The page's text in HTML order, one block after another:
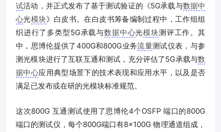
试活动，并正式发布了基于测试验证的《5G承载与数据中
心光模块》白皮书。在白皮书筹备编制过程中，工作组组
织进行了多类型5G承载与数据中心光模块测评工作。其
中，思博伦提供了400G和800G业务流量测试仪表，与参
测光模块进行了互联互通和测试，充分评估了5G承载与数
据中心应用典型场景下的技术表现和应用水平，以及是否
满足已发布或在研的光模块标准规范。
这次800G 互通测试使用了思博伦4个OSFP 端口的800G
端口的测试仪，每个800G端口有8×100G 物理通道组成，